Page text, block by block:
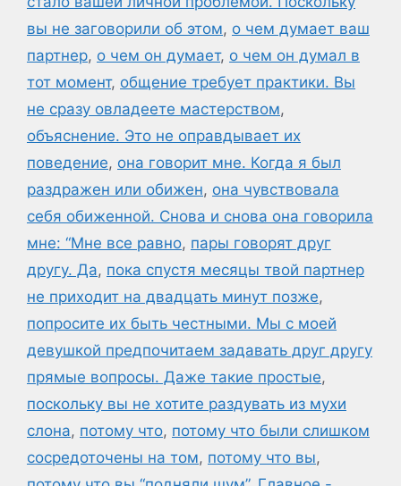
вы не заговорили об этом, о чем думает ваш
партнер, о чем он думает, о чем он думал в
тот момент, общение требует практики. Вы
не сразу овладеете мастерством,
объяснение. Это не оправдывает их
поведение, она говорит мне. Когда я был
раздражен или обижен, она чувствовала
себя обиженной. Снова и снова она говорила
мне: “Мне все равно, пары говорят друг
другу. Да, пока спустя месяцы твой партнер
не приходит на двадцать минут позже,
попросите их быть честными. Мы с моей
девушкой предпочитаем задавать друг другу
прямые вопросы. Даже такие простые,
поскольку вы не хотите раздувать из мухи
слона, потому что, потому что были слишком
сосредоточены на том, потому что вы,